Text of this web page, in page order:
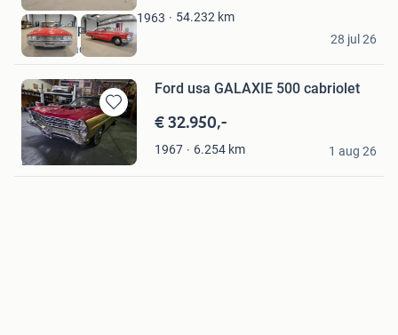
Favorieten1963 54.232 km
Bos V8 Supercars
Bergambacht
28 jul 26
Bewaren
in
Mijn
Favorieten
Ford usa GALAXIE 500 cabriolet
€ 32.950,-
1967 6.254 km
Auto Magic
Lisse
1 aug 26